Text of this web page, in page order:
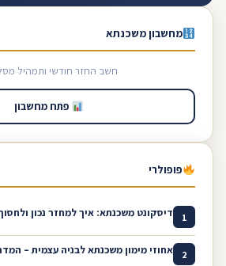
מחשבון משכנתא
חשב החזר חודשי ותמהיל
פתח מחשבון
פופולרי
1 דיסקונט משכנתא: איך למחזר נכון
2 אחוזי מימון משכנתא לבניה עצמית –